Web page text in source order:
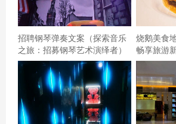
人才。例如： > **与一群有趣的人一起
不仅会找到一份工作，还会找到一群志
们彼此支持，共同成长。如果你渴望在
能量的团队中工作，那么请加入我们！
人成长和机会** 求职者不仅关注当前的
注未来的成长和机会。在文案中明确表
大大提高应聘者的兴趣。例如： > **在
招聘钢琴弹奏文案（探索音乐
之旅：招募钢琴艺术演绎者）
烧鹅美食
畅享旅游